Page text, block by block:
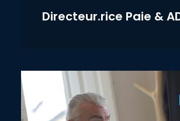
Directeur.rice Paie &